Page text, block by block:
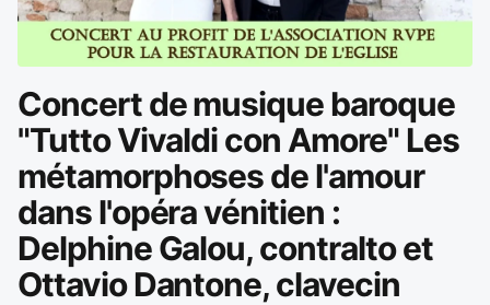
Concert de musique baroque
"Tutto Vivaldi con Amore" Les
métamorphoses de l'amour
dans l'opéra vénitien :
Delphine Galou, contralto et
Ottavio Dantone, clavecin